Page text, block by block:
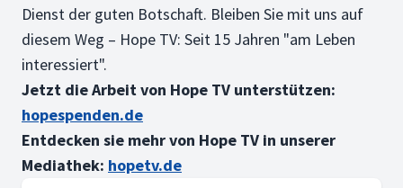
Dienst der guten Botschaft. Bleiben Sie mit uns auf
diesem Weg – Hope TV: Seit 15 Jahren "am Leben
interessiert".
Jetzt die Arbeit von Hope TV unterstützen:
hopespenden.de
Entdecken sie mehr von Hope TV in unserer
Mediathek: hopetv.de